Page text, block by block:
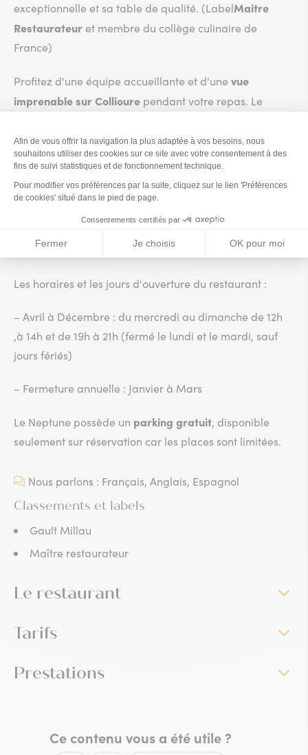
exceptionnelle et sa table de qualité. (LabelMaitre
Restaurateur et membre du collège culinaire de
France)
Profitez d'une équipe accueillante et d'unevue
imprenable sur Collioure pendant votre repas. Le
frais et d’excellente qualité. Ce restaurant propose une
belle carte des vins, exclusivement du département
ainsi qu’un
menu végétarien
Neptune, Menu retour de marché.
Les horaires et les jours d'ouverture du restaurant :
– Avril à Décembre : du mercredi au dimanche de 12h
,à 14h et de 19h à 21h (fermé le lundi et le mardi, sauf
jours fériés)
– Fermeture annuelle : Janvier à Mars
Le Neptune possède un parking gratuit, disponible
seulement sur réservation car les places sont limitées.
Nous parlons : Français, Anglais, Espagnol
Classements et labels
Gault Millau
Maître restaurateur
Le restaurant
Tarifs
Prestations
Ce contenu vous a été utile ?